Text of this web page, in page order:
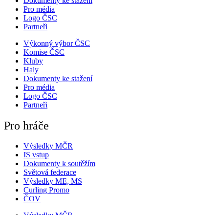
Pro média
Logo ČSC
Partneři
Výkonný výbor ČSC
Komise ČSC
Kluby
Haly
Dokumenty ke stažení
Pro média
Logo ČSC
Partneři
Pro hráče
Výsledky MČR
IS vstup
Dokumenty k soutěžím
Světová federace
Výsledky ME, MS
Curling Promo
ČOV